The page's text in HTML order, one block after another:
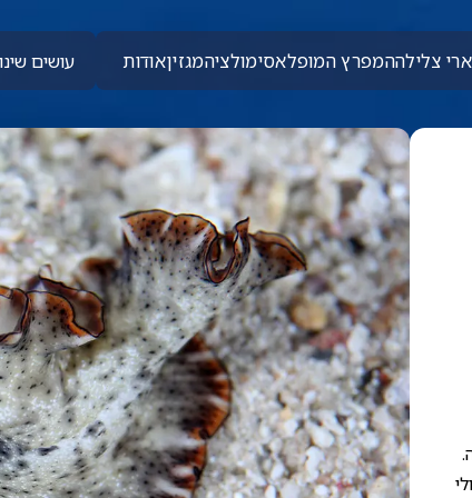
צלילההמפרץ המופלאסימולציהמגזיןאודות עושים